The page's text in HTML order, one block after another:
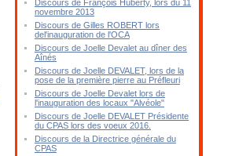
Discours de François Huberty, lors du 11
novembre 2013
Discours de Gilles ROBERT lors
del'inauguration de l'OCA
Discours de Joelle Devalet au dîner des
Aînés
Discours de Joelle DEVALET, lors de la
pose de la première pierre au Préfleuri
Discours de Joelle Devalet lors de
l'inauguration des locaux "Alvéole"
Discours de Joelle DEVALET Présidente
du CPAS lors des voeux 2016.
Discours de la Directrice générale du
CPAS